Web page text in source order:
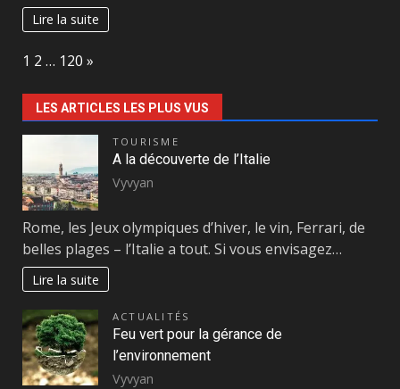
Lire la suite
Page:
1 2 … 120 Next
»
LES ARTICLES LES PLUS VUS
TOURISME
A la découverte de l’Italie
Vyvyan
Rome, les Jeux olympiques d’hiver, le vin, Ferrari, de
belles plages – l’Italie a tout. Si vous envisagez…
Lire la suite
ACTUALITÉS
Feu vert pour la gérance de
l’environnement
Vyvyan